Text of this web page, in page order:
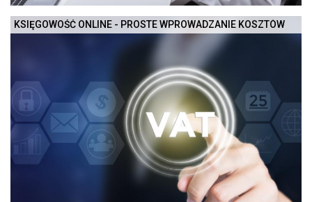
KSIĘGOWOŚĆ ONLINE - PROSTE WPROWADZANIE KOSZTÓW